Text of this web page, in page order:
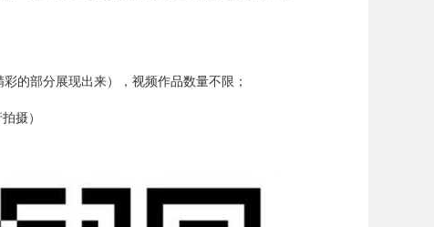
的部分展现出来），视频作品数量不限；
摄）